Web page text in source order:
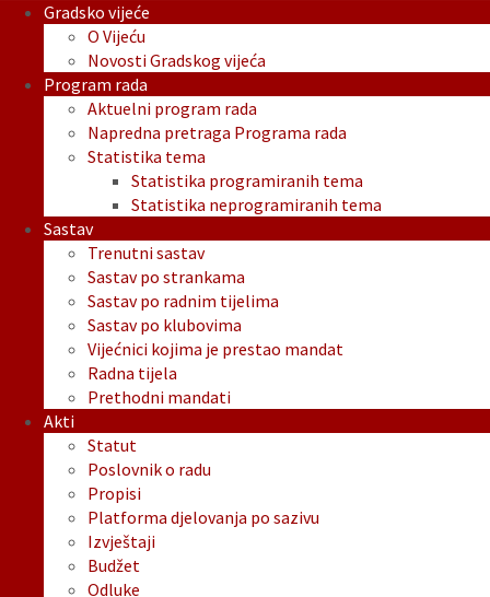
Gradsko vijeće
O Vijeću
Novosti Gradskog vijeća
Program rada
Aktuelni program rada
Napredna pretraga Programa rada
Statistika tema
Statistika programiranih tema
Statistika neprogramiranih tema
Sastav
Trenutni sastav
Sastav po strankama
Sastav po radnim tijelima
Sastav po klubovima
Vijećnici kojima je prestao mandat
Radna tijela
Prethodni mandati
Akti
Statut
Poslovnik o radu
Propisi
Platforma djelovanja po sazivu
Izvještaji
Budžet
Odluke